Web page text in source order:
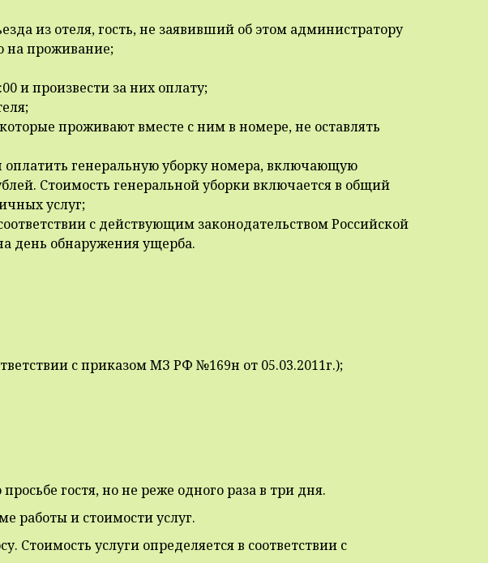
из отеля, гость, не заявивший об этом администратору
на проживание;
и произвести за них оплату;
проживают вместе с ним в номере, не оставлять
оплатить генеральную уборку номера, включающую
Стоимость генеральной уборки включается в общий
услуг;
с действующим законодательством Российской
день обнаружения ущерба.
с приказом МЗ РФ №169н от 05.03.2011г.);
гостя, но не реже одного раза в три дня.
работы и стоимости услуг.
услуги определяется в соответствии с